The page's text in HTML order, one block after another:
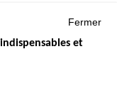
Fermer
et